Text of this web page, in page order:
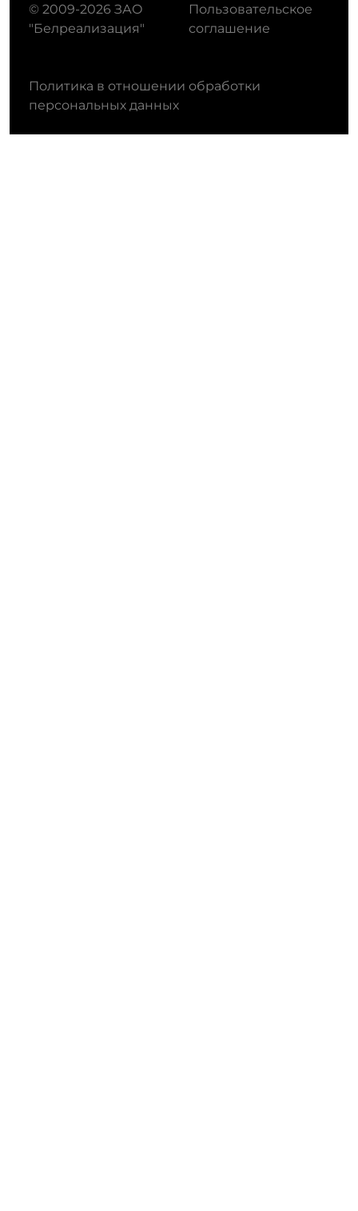
© 2009-2026 ЗАО
"Белреализация"
Пользовательское
соглашение
Политика в отношении обработки
персональных данных